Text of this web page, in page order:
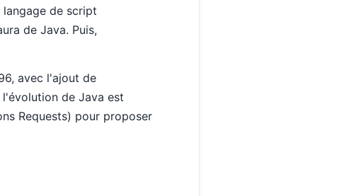
langage de script
de Java. Puis,
avec l'ajout de
l'évolution de Java est
Requests) pour proposer